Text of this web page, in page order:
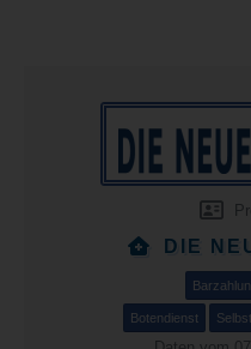
DIE
Botendienst